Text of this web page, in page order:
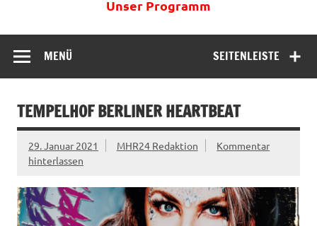
Unser Programm
SEITENLEISTE
MENÜ
TEMPELHOF BERLINER HEARTBEAT
29. Januar 2021 MHR24 Redaktion
Kommentar
hinterlassen